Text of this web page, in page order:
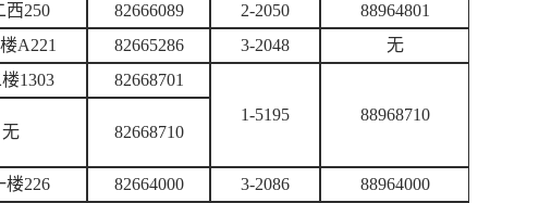
西250 82666089 2-2050
88964801
A221 82665286 3-2048 无
1303
82668701
1-5195
88968710
无
82668710
楼226 82664000 3-2086 88964000